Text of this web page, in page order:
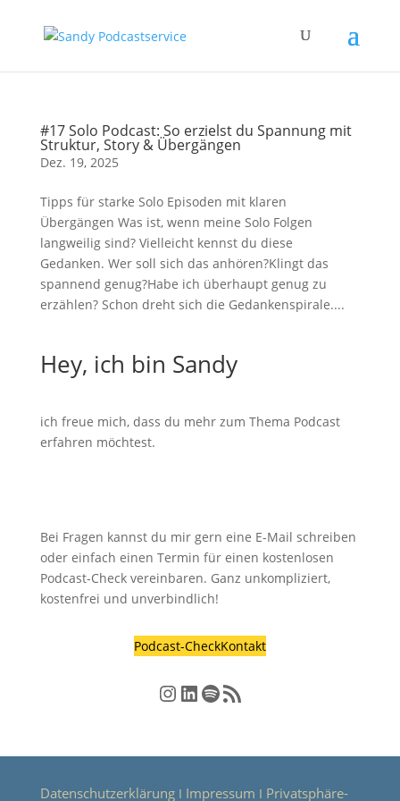
#17 Solo Podcast: So erzielst du Spannung mit
Struktur, Story & Übergängen
Dez. 19, 2025
Tipps für starke Solo Episoden mit klaren
Übergängen Was ist, wenn meine Solo Folgen
langweilig sind? Vielleicht kennst du diese
Gedanken. Wer soll sich das anhören?Klingt das
spannend genug?Habe ich überhaupt genug zu
erzählen? Schon dreht sich die Gedankenspirale....
Hey, ich bin Sandy
ich freue mich, dass du mehr zum Thema Podcast
erfahren möchtest.
Bei Fragen kannst du mir gern eine E-Mail schreiben
oder einfach einen Termin für einen kostenlosen
Podcast-Check vereinbaren. Ganz unkompliziert,
kostenfrei und unverbindlich!
Podcast-CheckKontakt
Instagram
LinkedIn
Spotify
RSS-Feed
DatenschutzerklärungΙ Impressum Ι Privatsphäre-